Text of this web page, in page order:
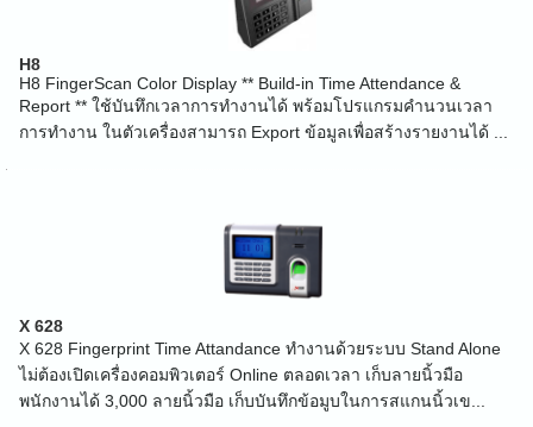
H8
H8 FingerScan Color Display ** Build-in Time Attendance &
Report ** ใช้บันทึกเวลาการทำงานได้ พร้อมโปรแกรมคำนวนเวลา
การทำงาน ในตัวเครื่องสามารถ Export ข้อมูลเพื่อสร้างรายงานได้ ...
X 628
X 628 Fingerprint Time Attandance ทำงานด้วยระบบ Stand Alone
ไม่ต้องเปิดเครื่องคอมพิวเตอร์ Online ตลอดเวลา เก็บลายนิ้วมือ
พนักงานได้ 3,000 ลายนิ้วมือ เก็บบันทึกข้อมูบในการสแกนนิ้วเข...